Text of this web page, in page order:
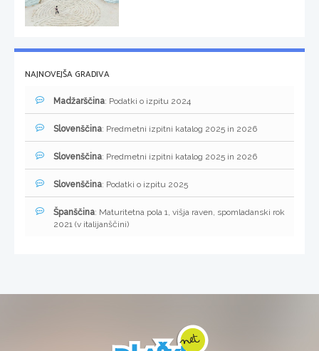
NAJNOVEJŠA GRADIVA
Madžarščina: Podatki o izpitu 2024
Slovenščina: Predmetni izpitni katalog 2025 in 2026
Slovenščina: Predmetni izpitni katalog 2025 in 2026
Slovenščina: Podatki o izpitu 2025
Španščina: Maturitetna pola 1, višja raven, spomladanski rok
2021 (v italijanščini)